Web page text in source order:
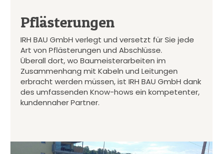
Pflästerungen
IRH BAU GmbH verlegt und versetzt für Sie jede
Art von Pflästerungen und Abschlüsse.
Überall dort, wo Baumeisterarbeiten im
Zusammenhang mit Kabeln und Leitungen
erbracht werden müssen, ist IRH BAU GmbH dank
des umfassenden Know-hows ein kompetenter,
kundennaher Partner.